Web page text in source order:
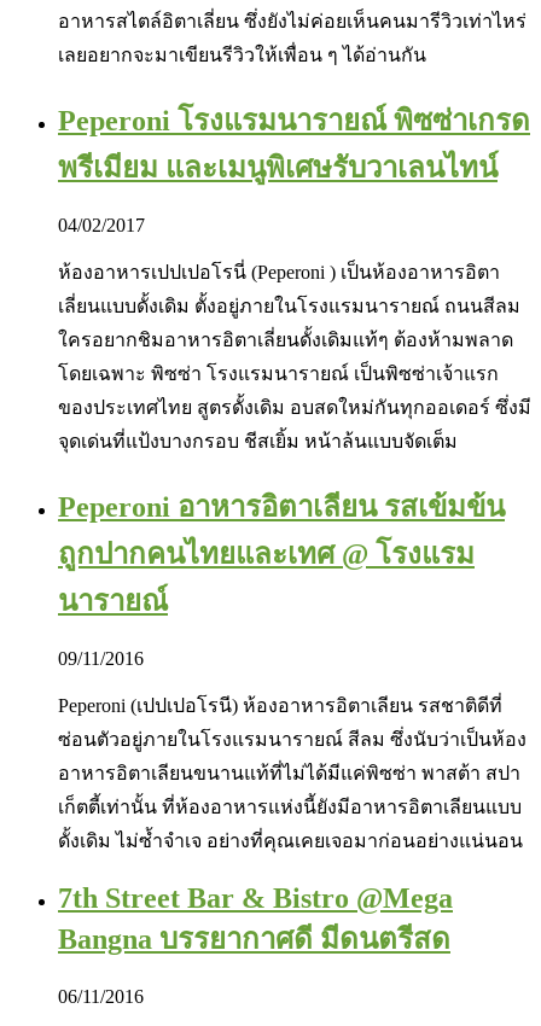
อาหารสไตล์อิตาเลี่ยน ซึ่งยังไม่ค่อยเห็นคนมารีวิวเท่าไหร่
เลยอยากจะมาเขียนรีวิวให้เพื่อน ๆ ได้อ่านกัน
Peperoni โรงแรมนารายณ์ พิซซ่าเกรด
พรีเมียม และเมนูพิเศษรับวาเลนไทน์
04/02/2017
ห้องอาหารเปปเปอโรนี่ (Peperoni ) เป็นห้องอาหารอิตา
เลี่ยนแบบดั้งเดิม ตั้งอยู่ภายในโรงแรมนารายณ์ ถนนสีลม
ใครอยากชิมอาหารอิตาเลี่ยนดั้งเดิมแท้ๆ ต้องห้ามพลาด
โดยเฉพาะ พิซซ่า โรงแรมนารายณ์ เป็นพิซซ่าเจ้าแรก
ของประเทศไทย สูตรดั้งเดิม อบสดใหม่กันทุกออเดอร์ ซึ่งมี
จุดเด่นที่แป้งบางกรอบ ชีสเยิ้ม หน้าล้นแบบจัดเต็ม
Peperoni อาหารอิตาเลียน รสเข้มข้น
ถูกปากคนไทยและเทศ @ โรงแรม
นารายณ์
09/11/2016
Peperoni (เปปเปอโรนี) ห้องอาหารอิตาเลียน รสชาติดีที่
ซ่อนตัวอยู่ภายในโรงแรมนารายณ์ สีลม ซึ่งนับว่าเป็นห้อง
อาหารอิตาเลียนขนานแท้ที่ไม่ได้มีแค่พิซซ่า พาสต้า สปา
เก็ตตี้เท่านั้น ที่ห้องอาหารแห่งนี้ยังมีอาหารอิตาเลียนแบบ
ดั้งเดิม ไม่ซ้ำจำเจ อย่างที่คุณเคยเจอมาก่อนอย่างแน่นอน
7th Street Bar & Bistro @Mega
Bangna บรรยากาศดี มีดนตรีสด
06/11/2016